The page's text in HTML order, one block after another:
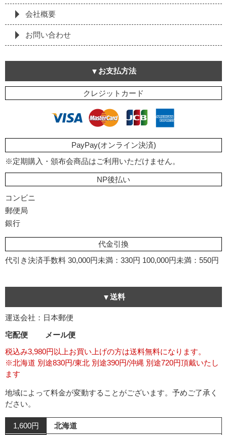
会社概要
お問い合わせ
お支払方法
クレジットカード
PayPay(オンライン決済)
※定期購入・頒布会商品はご利用いただけません。
NP後払い
コンビニ
郵便局
銀行
代金引換
代引き決済手数料 30,000円未満：330円 100,000円未満：550円
送料
運送会社：日本郵便
宅配便
メール便
税込み3,980円以上お買い上げの方は送料無料になります。
※北海道 別途830円/東北 別途390円/沖縄 別途720円頂戴いたし
ます
地域によって料金が変動することがございます。予めご了承く
ださい。
1,600円 北海道